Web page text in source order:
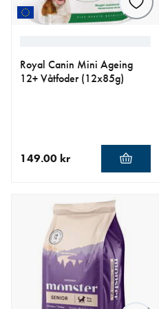
Royal Canin Mini Ageing
12+ Våtfoder (12x85g)
149.00 kr